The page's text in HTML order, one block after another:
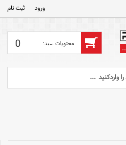
ورود ثبت‌ نام
0